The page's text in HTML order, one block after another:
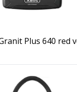
Plus 640 red